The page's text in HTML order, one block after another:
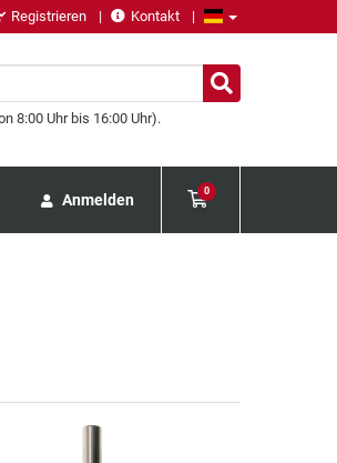
Registrieren Kontakt
8:00 Uhr bis 16:00 Uhr).
0
Anmelden